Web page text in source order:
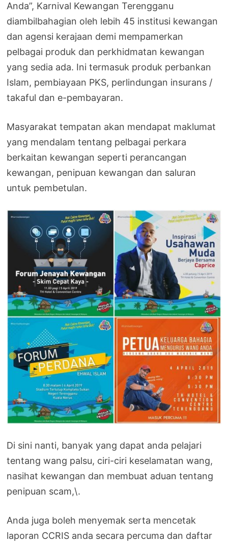
Anda”, Karnival Kewangan Terengganu
diambilbahagian oleh lebih 45 institusi kewangan
dan agensi kerajaan demi mempamerkan
pelbagai produk dan perkhidmatan kewangan
yang sedia ada. Ini termasuk produk perbankan
Islam, pembiayaan PKS, perlindungan insurans /
takaful dan e-pembayaran.
Masyarakat tempatan akan mendapat maklumat
yang mendalam tentang pelbagai perkara
berkaitan kewangan seperti perancangan
kewangan, penipuan kewangan dan saluran
untuk pembetulan.
Di sini nanti, banyak yang dapat anda pelajari
tentang wang palsu, ciri-ciri keselamatan wang,
nasihat kewangan dan membuat aduan tentang
penipuan scam,\.
Anda juga boleh menyemak serta mencetak
laporan CCRIS anda secara percuma dan daftar